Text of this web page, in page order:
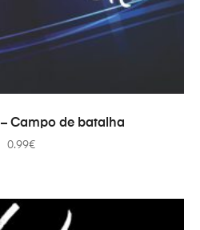
Campo de batalha
0.99€